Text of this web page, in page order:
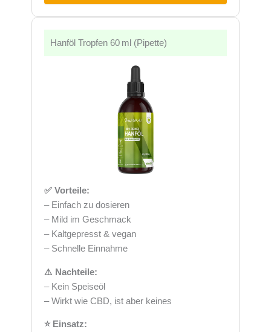
Hanföl Tropfen 60 ml (Pipette)
✅ Vorteile:
– Einfach zu dosieren
– Mild im Geschmack
– Kaltgepresst & vegan
– Schnelle Einnahme
⚠️ Nachteile:
– Kein Speiseöl
– Wirkt wie CBD, ist aber keines
⭐ Einsatz: